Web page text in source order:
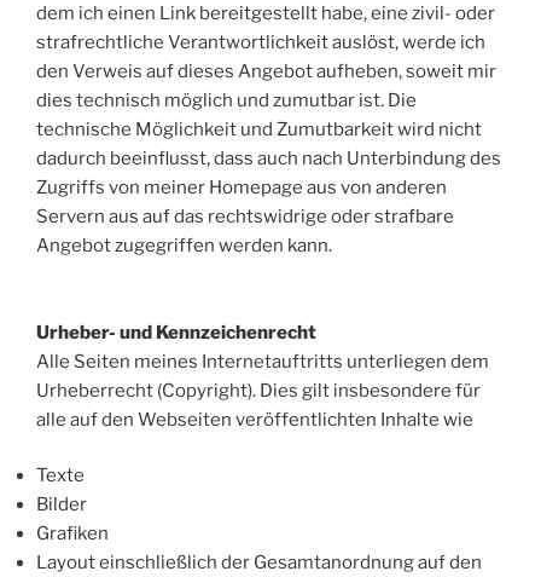
dem ich einen Link bereitgestellt habe, eine zivil- oder
strafrechtliche Verantwortlichkeit auslöst, werde ich
den Verweis auf dieses Angebot aufheben, soweit mir
dies technisch möglich und zumutbar ist. Die
technische Möglichkeit und Zumutbarkeit wird nicht
dadurch beeinflusst, dass auch nach Unterbindung des
Zugriffs von meiner Homepage aus von anderen
Servern aus auf das rechtswidrige oder strafbare
Angebot zugegriffen werden kann.
Urheber- und Kennzeichenrecht
Alle Seiten meines Internetauftritts unterliegen dem
Urheberrecht (Copyright). Dies gilt insbesondere für
alle auf den Webseiten veröffentlichten Inhalte wie
Texte
Bilder
Grafiken
Layout einschließlich der Gesamtanordnung auf den